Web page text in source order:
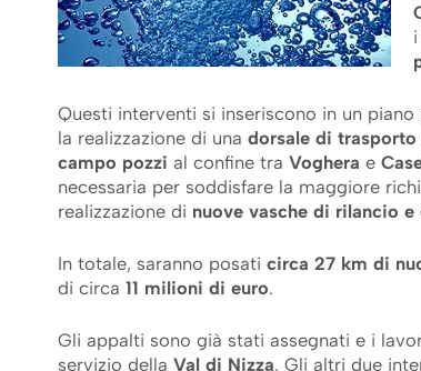
Questi interventi si inseriscono in un
la realizzazione di una dorsale di trasporto
campo pozzi al confine tra Voghera e
necessaria per soddisfare la maggiore
realizzazione di nuove vasche di rilancio e
In totale, saranno posati circa 27 km di
di circa 11 milioni di euro.
Gli appalti sono già stati assegnati e i
servizio della Val di Nizza. Gli altri due